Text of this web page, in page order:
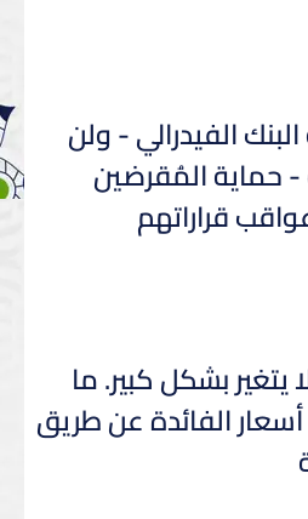
الفيدرالي - ولن
حماية المُقرضين
قراراتهم
بشكل كبير. ما
الفائدة عن طريق